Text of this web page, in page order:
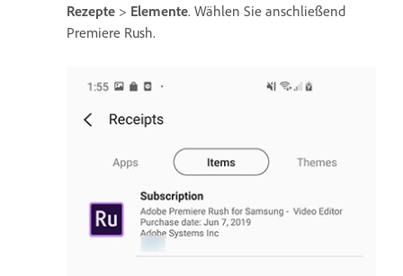
Rezepte > Elemente. Wählen Sie anschließend
Premiere Rush.